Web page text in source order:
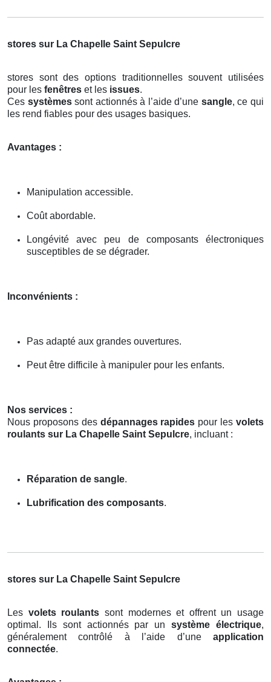
stores sur La Chapelle Saint Sepulcre
stores sont des options traditionnelles souvent utilisées
pour les fenêtres et les issues.
Ces systèmessont actionnés à l’aide d’une sangle, ce qui
les rend fiables pour des usages basiques.
Avantages :
Manipulation accessible.
Coût abordable.
Longévité avec peu de composants électroniques
susceptibles de se dégrader.
Inconvénients :
Pas adapté aux grandes ouvertures.
Peut être difficile à manipuler pour les enfants.
Nos services :
Nous proposons des dépannages rapides pour lesvolets
roulants sur La Chapelle Saint Sepulcre, incluant :
Réparation de sangle.
Lubrification des composants.
stores sur La Chapelle Saint Sepulcre
Les volets roulants sont modernes et offrent un usage
optimal. Ils sont actionnés par unsystème électrique,
généralement contrôlé à l’aide d’une application
connectée.